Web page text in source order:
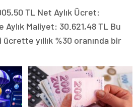
TL Net Aylık Ücret:
Aylık Maliyet: 30.621,48 TL Bu
yıllık %30 oranında bir